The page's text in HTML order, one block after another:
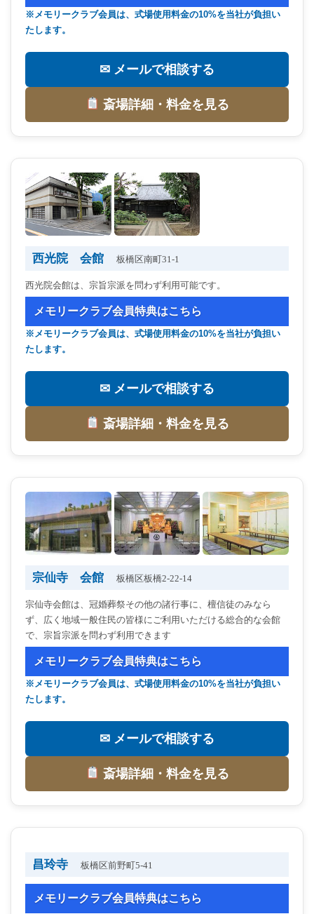
※メモリークラブ会員は、式場使用料金の10%を当社が負担い
たします。
✉ メールで相談する
斎場詳細・料金を見る
西光院 会館 板橋区南町31-1
西光院会館は、宗旨宗派を問わず利用可能です。
メモリークラブ会員特典はこちら
※メモリークラブ会員は、式場使用料金の10%を当社が負担い
たします。
✉ メールで相談する
斎場詳細・料金を見る
宗仙寺 会館 板橋区板橋2-22-14
宗仙寺会館は、冠婚葬祭その他の諸行事に、檀信徒のみなら
ず、広く地域一般住民の皆様にご利用いただける総合的な会館
で、宗旨宗派を問わず利用できます
メモリークラブ会員特典はこちら
※メモリークラブ会員は、式場使用料金の10%を当社が負担い
たします。
✉ メールで相談する
斎場詳細・料金を見る
昌玲寺 板橋区前野町5-41
メモリークラブ会員特典はこちら